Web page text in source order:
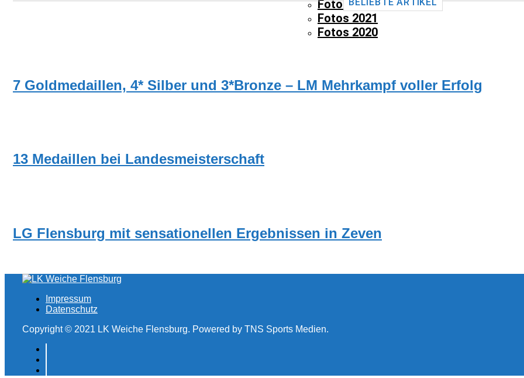
Fotos 2022
Fotos 2021
Fotos 2020
7 Goldmedaillen, 4* Silber und 3*Bronze – LM Mehrkampf voller Erfolg
13 Medaillen bei Landesmeisterschaft
LG Flensburg mit sensationellen Ergebnissen in Zeven
Impressum
Datenschutz
Copyright © 2021 LK Weiche Flensburg. Powered by TNS Sports Medien.